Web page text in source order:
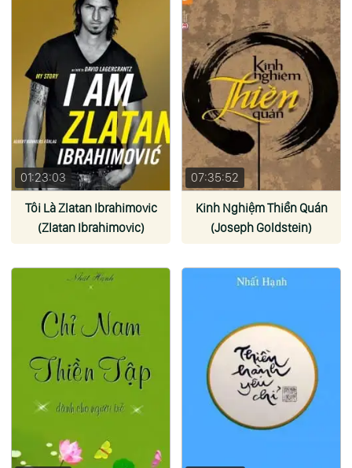
01:23:03
Tôi Là Zlatan Ibrahimovic
(Zlatan Ibrahimovic)
07:35:52
Kinh Nghiệm Thiền Quán
(Joseph Goldstein)